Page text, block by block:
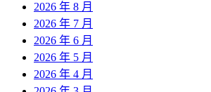
2026 年 8 月
2026 年 7 月
2026 年 6 月
2026 年 5 月
2026 年 4 月